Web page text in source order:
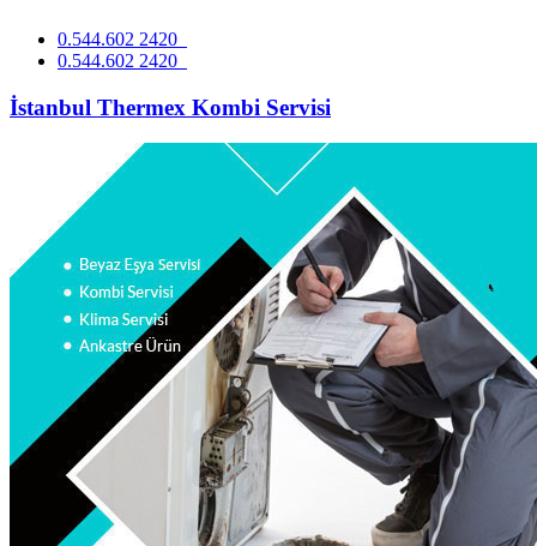
0.544.602 2420
0.544.602 2420
İstanbul Thermex Kombi Servisi